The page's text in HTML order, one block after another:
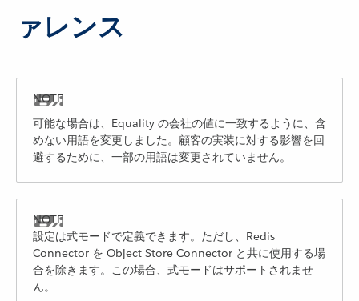
ァレンス
可能な場合は、Equality の会社の値に一致するように、含
めない用語を変更しました。顧客の実装に対する影響を回
避するために、一部の用語は変更されていません。
設定は式モードで定義できます。ただし、Redis
Connector を Object Store Connector と共に使用する場
合を除きます。この場合、式モードはサポートされませ
ん。